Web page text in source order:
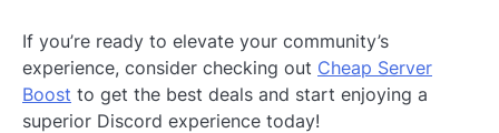
If you’re ready to elevate your community’s
experience, consider checking out Cheap Server
Boost to get the best deals and start enjoying a
superior Discord experience today!